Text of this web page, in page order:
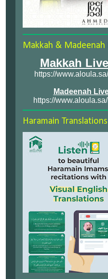
Makkah & Madeenah
Makkah
https://
Madeenah
https://
Haramain Translations